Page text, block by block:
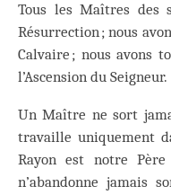
Tous les Maîtres des
Résurrection ; nous
Calvaire ; nous avons
l’Ascension du Seigneur.
Un Maître ne sort
travaille uniquement
Rayon est notre
n’abandonne jamais